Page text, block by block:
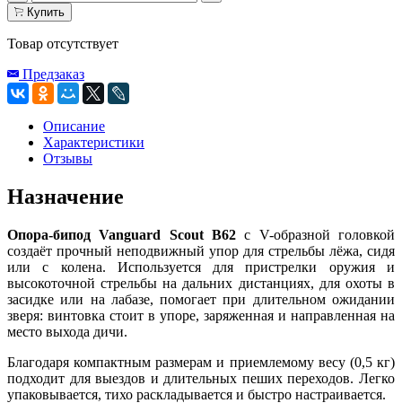
Купить
Товар отсутствует
Предзаказ
Описание
Характеристики
Отзывы
Назначение
Опора-бипод Vanguard Scout B62 с V-образной головкой
создаёт прочный неподвижный упор для стрельбы лёжа, сидя
или с колена. Используется для пристрелки оружия и
высокоточной стрельбы на дальних дистанциях, для охоты в
засидке или на лабазе, помогает при длительном ожидании
зверя: винтовка стоит в упоре, заряженная и направленная на
место выхода дичи.
Благодаря компактным размерам и приемлемому весу (0,5 кг)
подходит для выездов и длительных пеших переходов. Легко
упаковывается, тихо раскладывается и быстро настраивается.